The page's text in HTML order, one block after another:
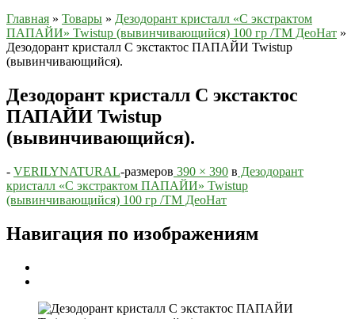
Главная » Товары » Дезодорант кристалл «С экстрактом
ПАПАЙИ» Twistup (вывинчивающийся) 100 гр /ТМ ДеоНат »
Дезодорант кристалл С экстактос ПАПАЙИ Twistup
(вывинчивающийся).
Дезодорант кристалл С экстактос
ПАПАЙИ Twistup
(вывинчивающийся).
- VERILYNATURAL-размеров 390 × 390 в Дезодорант
кристалл «С экстрактом ПАПАЙИ» Twistup
(вывинчивающийся) 100 гр /ТМ ДеоНат
Навигация по изображениям